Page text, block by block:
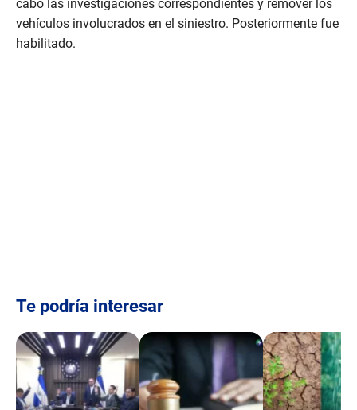
cabo las investigaciones correspondientes y remover los
vehículos involucrados en el siniestro. Posteriormente fue
habilitado.
Te podría interesar